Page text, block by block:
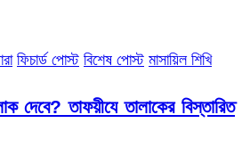
ফিচার্ড পোস্ট বিশেষ পোস্ট মাসায়িল শিখি
দেবে? তাফয়ীযে তালাকের বিস্তারিত